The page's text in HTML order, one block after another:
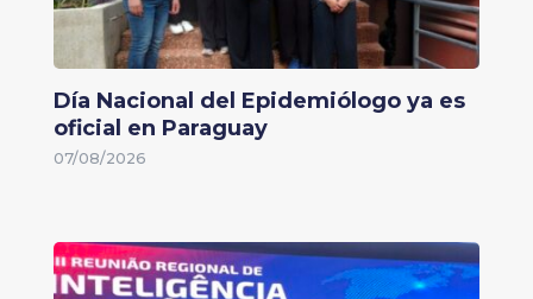
Día Nacional del Epidemiólogo ya es
oficial en Paraguay
07/08/2026